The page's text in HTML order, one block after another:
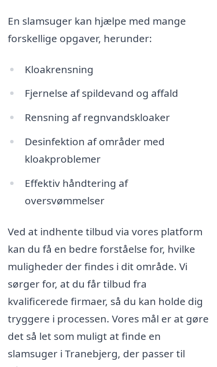
En slamsuger kan hjælpe med mange
forskellige opgaver, herunder:
Kloakrensning
Fjernelse af spildevand og affald
Rensning af regnvandskloaker
Desinfektion af områder med
kloakproblemer
Effektiv håndtering af
oversvømmelser
Ved at indhente tilbud via vores platform
kan du få en bedre forståelse for, hvilke
muligheder der findes i dit område. Vi
sørger for, at du får tilbud fra
kvalificerede firmaer, så du kan holde dig
tryggere i processen. Vores mål er at gøre
det så let som muligt at finde en
slamsuger i Tranebjerg, der passer til